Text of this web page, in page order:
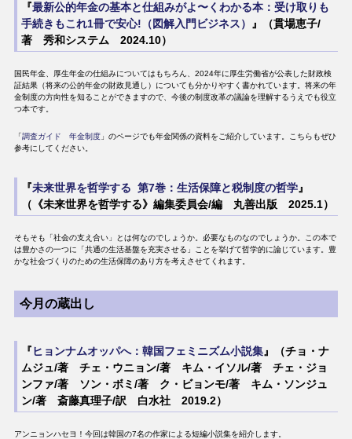
『最新公的年金の基本と仕組みがよ〜くわかる本：受け取りも
手続きもこれ1冊で安心!（図解入門ビジネス）
』（貫場恵子/
著 秀和システム 2024.10）
国民年金、厚生年金の仕組みについてはもちろん、2024年に厚生労働省が公表した財政検
証結果（将来の公的年金の財政見通し）についても分かりやすく書かれています。将来の年
金制度の方向性を知ることができますので、今後の制度改革の議論を理解するうえでも役立
つ本です。
「調査ガイド 年金制度」のページでも年金関係の資料をご紹介しています。こちらもぜひ
参考にしてください。
『未来世界を哲学する 第7巻：生活保障と税制度の哲学』
（《未来世界を哲学する》編集委員会/編 丸善出版 2025.1）
そもそも「社会の支え合い」とは何なのでしょうか。必要なものなのでしょうか。この本で
は豊かさの一つに「共通の生活基盤を充実させる」ことを挙げて哲学的に論じています。豊
かな社会づくりのための生活保障のあり方を考えさせてくれます。
今月の蔵出し
『ヒョンナムオッパへ：韓国フェミニズム小説集』（チョ・ナ
ムジュ/著 チェ・ウニョン/著 キム・イソル/著 チェ・ジョ
ンファ/著 ソン・ボミ/著 ク・ビョンモ/著 キム・ソンジュ
ン/著 斎藤真理子/訳 白水社 2019.2）
アンニョンハセヨ！今回は韓国の7名の作家による短編小説集を紹介します。